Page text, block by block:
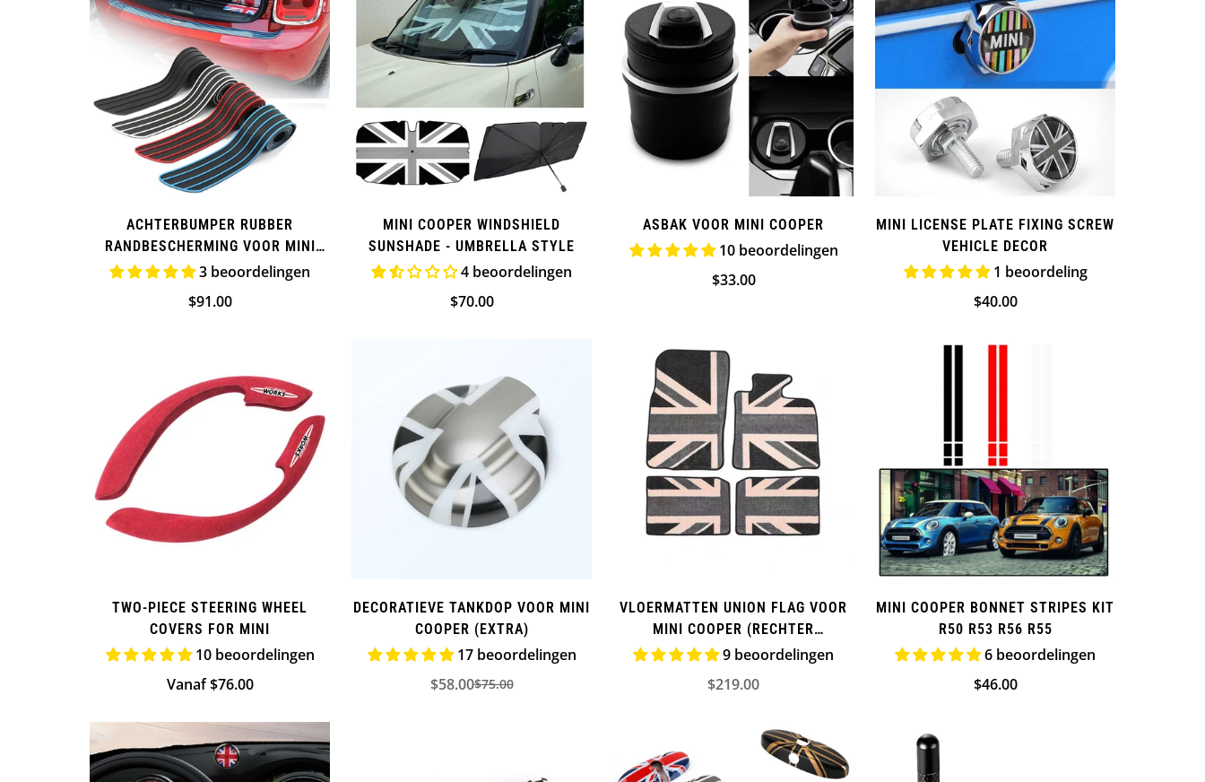
ACHTERBUMPER RUBBER
RANDBESCHERMING VOOR MINI
COOPER
3 beoordelingen
Normale
$91.00
MINI COOPER WINDSHIELD
SUNSHADE - UMBRELLA STYLE
4 beoordelingen
Normale
$70.00
ASBAK VOOR MINI COOPER
10 beoordelingen
Normale
$33.00
MINI LICENSE PLATE FIXING SCREW
VEHICLE DECOR
1 beoordeling
Normale
$40.00
TWO-PIECE STEERING WHEEL
COVERS FOR MINI
10 beoordelingen
Normale
Vanaf $76.00
DECORATIEVE TANKDOP VOOR MINI
COOPER (EXTRA)
17 beoordelingen
Verkoopprijs
$58.00Normale
$75.00
VLOERMATTEN UNION FLAG VOOR
MINI COOPER (RECHTER
HANDGREEP)
9 beoordelingen
Verkoopprijs
$219.00
MINI COOPER BONNET STRIPES KIT
R50 R53 R56 R55
6 beoordelingen
Normale
$46.00
Confirm your age
Are you 18 years old or older?